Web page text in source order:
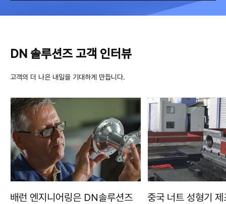
DN 솔루션즈 고객 인터뷰
고객의 더 나은 내일을 기대하게 만듭니다.
배런 엔지니어링은 DN솔루션즈
중국 너트 성형기 제